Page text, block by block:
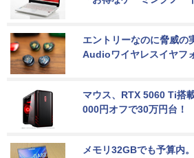
エントリーなのに脅威
Audioワイヤレスイヤフ
マウス、RTX 5060 Ti搭
000円オフで30万円台！
メモリ32GBでも予算内